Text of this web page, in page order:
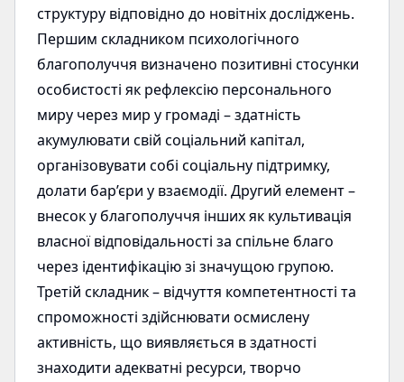
структуру відповідно до новітніх досліджень.
Першим складником психологічного
благополуччя визначено позитивні стосунки
особистості як рефлексію персонального
миру через мир у громаді – здатність
акумулювати свій соціальний капітал,
організовувати собі соціальну підтримку,
долати бар’єри у взаємодії. Другий елемент –
внесок у благополуччя інших як культивація
власної відповідальності за спільне благо
через ідентифікацію зі значущою групою.
Третій складник – відчуття компетентності та
спроможності здійснювати осмислену
активність, що виявляється в здатності
знаходити адекватні ресурси, творчо